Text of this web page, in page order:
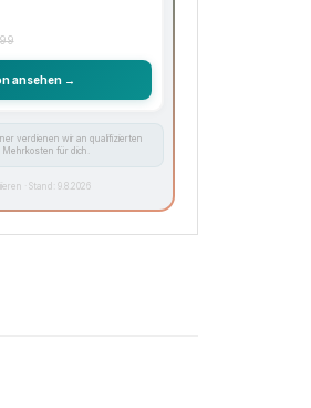
ansehen →
verdienen wir an qualifizierten
für dich.
· Stand: 9.8.2026